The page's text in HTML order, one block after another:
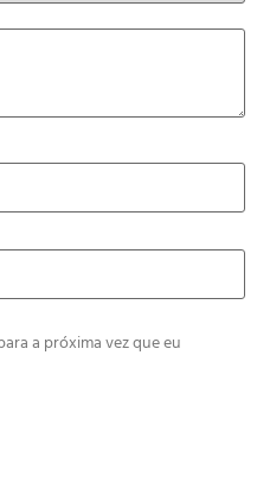
a próxima vez que eu